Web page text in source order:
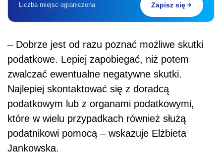
Liczba miejsc ograniczona Zapisz się
– Dobrze jest od razu poznać możliwe skutki
podatkowe. Lepiej zapobiegać, niż potem
zwalczać ewentualne negatywne skutki.
Najlepiej skontaktować się z doradcą
podatkowym lub z organami podatkowymi,
które w wielu przypadkach również służą
podatnikowi pomocą – wskazuje Elżbieta
Jankowska.